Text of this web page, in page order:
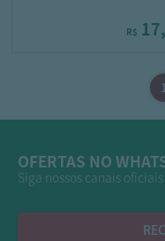
R$
OFERTAS NO
Siga nossos canais